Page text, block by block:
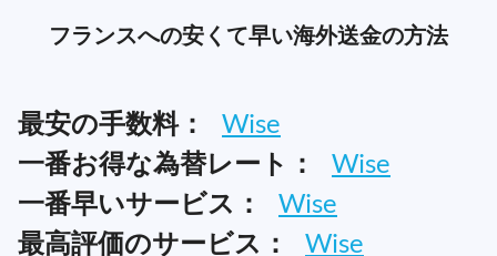
フランスへの安くて早い海外送金の方法
最安の手数料：
Wise
一番お得な為替レート：
Wise
一番早いサービス：
Wise
最高評価のサービス：
Wise